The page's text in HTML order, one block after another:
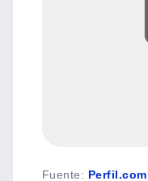
Fuente: Perfil.com